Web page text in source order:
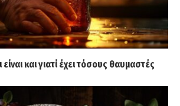
και γιατί έχει τόσους θαυμαστές